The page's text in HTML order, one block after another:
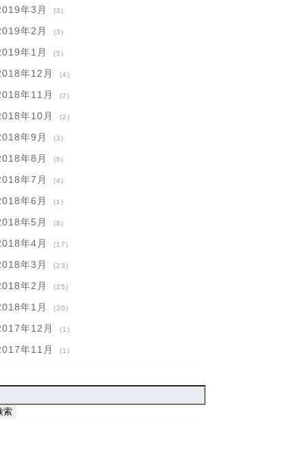
年3月 (3)
年2月 (3)
年1月 (5)
年12月 (4)
年11月 (2)
年10月 (2)
年9月 (3)
年8月 (5)
年7月 (4)
年6月 (1)
年5月 (6)
年4月 (17)
年3月 (23)
年2月 (25)
年1月 (30)
年12月 (1)
年11月 (1)